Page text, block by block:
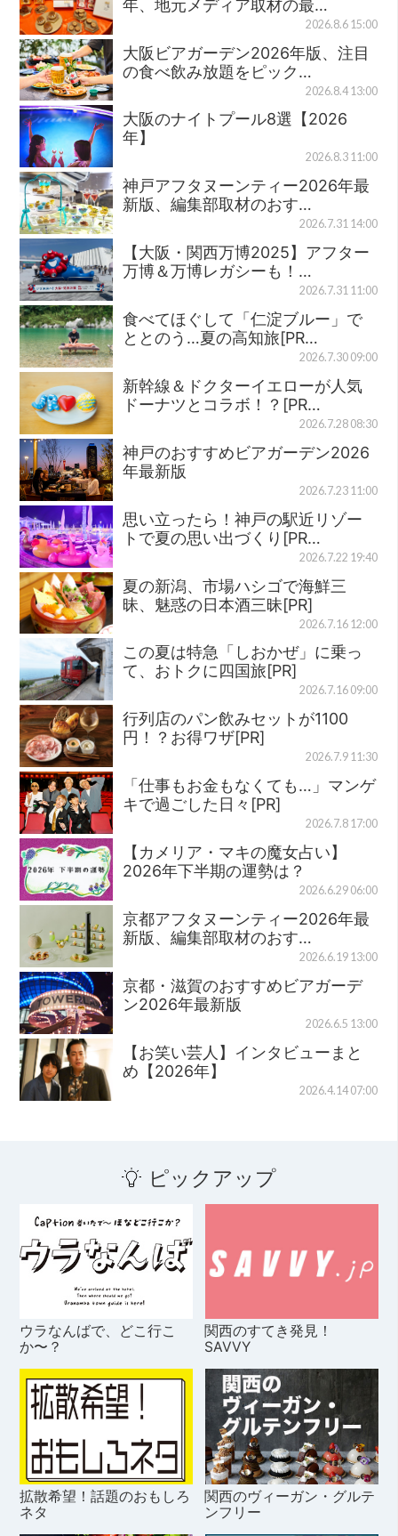
年、地元メディア取材の最…
2026.8.6 15:00
大阪ビアガーデン2026年版、注目
の食べ飲み放題をピック…
2026.8.4 13:00
大阪のナイトプール8選【2026
年】
2026.8.3 11:00
神戸アフタヌーンティー2026年最
新版、編集部取材のおす…
2026.7.31 14:00
【大阪・関西万博2025】アフター
万博＆万博レガシーも！…
2026.7.31 11:00
食べてほぐして「仁淀ブルー」で
ととのう…夏の高知旅[PR…
2026.7.30 09:00
新幹線＆ドクターイエローが人気
ドーナツとコラボ！？[PR…
2026.7.28 08:30
神戸のおすすめビアガーデン2026
年最新版
2026.7.23 11:00
思い立ったら！神戸の駅近リゾー
トで夏の思い出づくり[PR…
2026.7.22 19:40
夏の新潟、市場ハシゴで海鮮三
昧、魅惑の日本酒三昧[PR]
2026.7.16 12:00
この夏は特急「しおかぜ」に乗っ
て、おトクに四国旅[PR]
2026.7.16 09:00
行列店のパン飲みセットが1100
円！？お得ワザ[PR]
2026.7.9 11:30
「仕事もお金もなくても…」マンゲ
キで過ごした日々[PR]
2026.7.8 17:00
【カメリア・マキの魔女占い】
2026年下半期の運勢は？
2026.6.29 06:00
京都アフタヌーンティー2026年最
新版、編集部取材のおす…
2026.6.19 13:00
京都・滋賀のおすすめビアガーデ
ン2026年最新版
2026.6.5 13:00
【お笑い芸人】インタビューまと
め【2026年】
2026.4.14 07:00
ピックアップ
ウラなんばで、どこ行こ
か〜？
関西のすてき発見！
SAVVY
拡散希望！話題のおもしろ
ネタ
関西のヴィーガン・グルテ
ンフリー